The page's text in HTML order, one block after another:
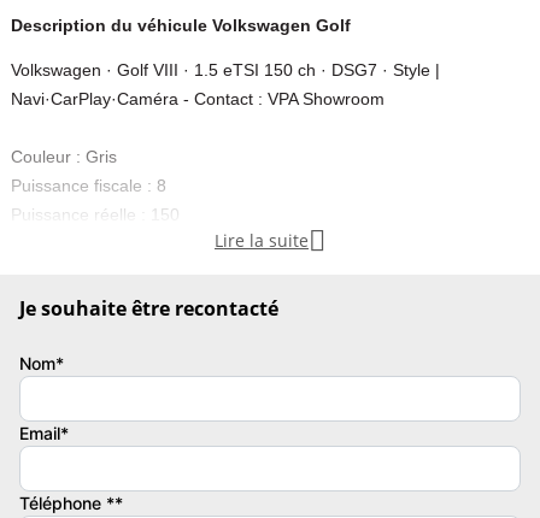
Description du véhicule Volkswagen Golf
Volkswagen · Golf VIII · 1.5 eTSI 150 ch · DSG7 · Style |
Navi·CarPlay·Caméra - Contact : VPA Showroom
Couleur : Gris
Puissance fiscale : 8
Puissance réelle : 150
, contactez-nous .......................... INFORMATIONS........................
configuration soignée Delfingrau métallisé / Alcantara noir. Très bien
équipée: navigation, aides à la conduite complètes, sièges & volant
chauffants, caméra et Park Assist.
Détails du véhicule
Lire la suite 
Je souhaite être recontacté
Nom*
Email*
Téléphone **